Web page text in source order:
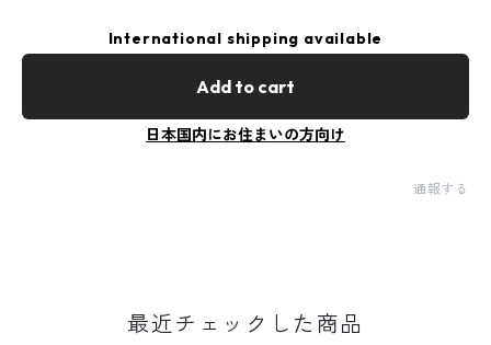
International shipping available
Add to cart
日本国内にお住まいの方向け
通報する
最近チェックした商品